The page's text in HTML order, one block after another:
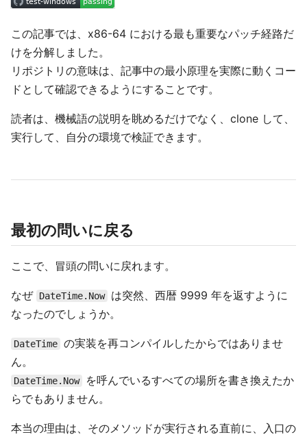
この記事では、x86-64 における最も重要なパッチ経路だ
けを分解しました。
リポジトリの意味は、記事中の最小原理を実際に動くコー
ドとして確認できるようにすることです。
読者は、機械語の説明を眺めるだけでなく、clone して、
実行して、自分の環境で検証できます。
最初の問いに戻る
ここで、冒頭の問いに戻れます。
なぜ DateTime.Now
は突然、西暦 9999 年を返すように
なったのでしょうか。
DateTime の実装を再コンパイルしたからではありませ
ん。
DateTime.Now
を呼んでいるすべての場所を書き換えたか
らでもありません。
本当の理由は、そのメソッドが実行される直前に、入口の